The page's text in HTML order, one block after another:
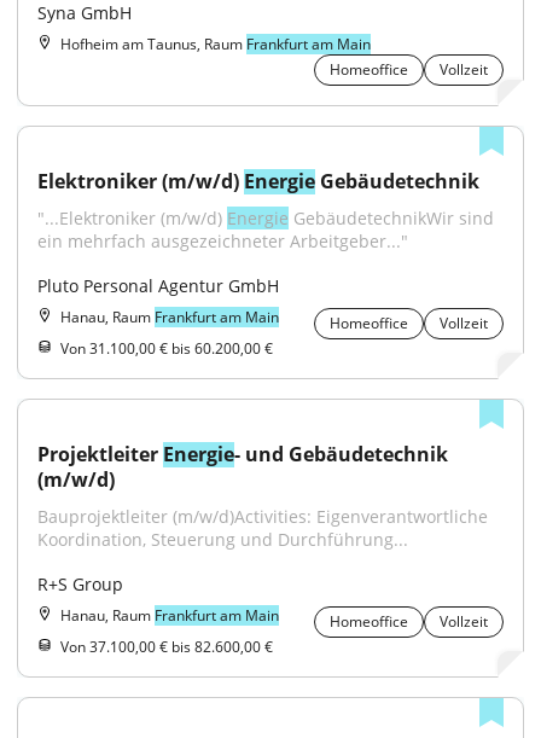
Syna GmbH
Hofheim am Taunus, Raum Frankfurt am Main
Homeoffice
Vollzeit
Elektroniker (m/w/d) Energie Gebäudetechnik
"...Elektroniker (m/w/d) Energie GebäudetechnikWir sind
ein mehrfach ausgezeichneter Arbeitgeber..."
Pluto Personal Agentur GmbH
Hanau, Raum Frankfurt am Main Homeoffice
Vollzeit
Von 31.100,00 € bis 60.200,00 €
Projektleiter Energie- und Gebäudetechnik
(m/w/d)
Bauprojektleiter (m/w/d)Activities: Eigenverantwortliche
Koordination, Steuerung und Durchführung...
R+S Group
Hanau, Raum Frankfurt am Main Homeoffice
Vollzeit
Von 37.100,00 € bis 82.600,00 €